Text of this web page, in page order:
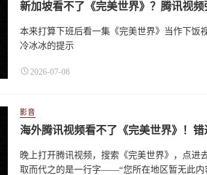
新加坡看不了《完美世界》？腾讯视频
本来打算下班后看一集《完美世界》当作下饭
冷冰冰的提示
2026-07-08
影音
海外腾讯视频看不了《完美世界》！错
晚上打开腾讯视频，搜索《完美世界》，点进
取而代之的是一行字——“您所在地区暂无此内